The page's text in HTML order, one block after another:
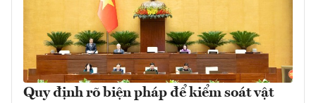
Quy định rõ biện pháp để kiểm soát vật